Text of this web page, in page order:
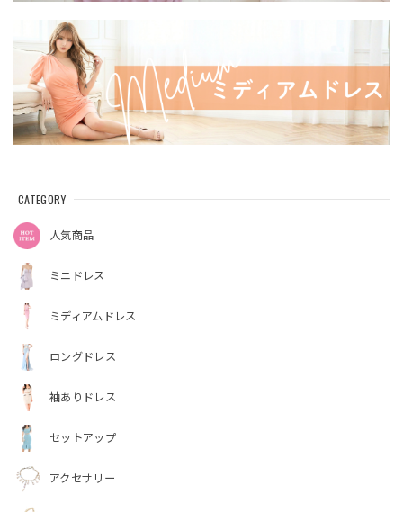
CATEGORY
人気商品
ミニドレス
ミディアムドレス
ロングドレス
袖ありドレス
セットアップ
アクセサリー